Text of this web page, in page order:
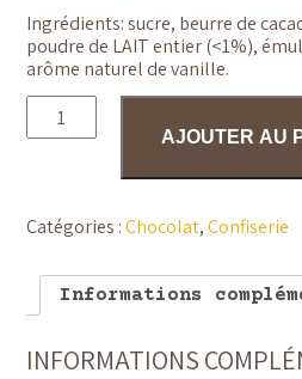
Ingrédients: sucre, beurre de
poudre de LAIT entier (<1%),
arôme naturel de vanille.
quantité
Oeuf
Fondant
nature
Demaret
AJOUTER AU
Catégories :Chocolat,Confiserie
Informations
INFORMATIONS